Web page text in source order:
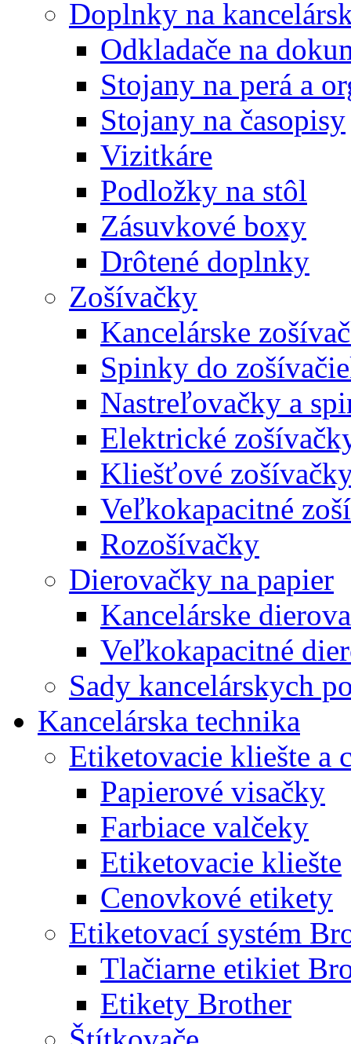
Doplnky na
Odkladače na
Stojany na perá a
Stojany na časopisy
Vizitkáre
Podložky na stôl
Zásuvkové boxy
Drôtené doplnky
Zošívačky
Kancelárske
Spinky do
Nastreľovačky a
Elektrické
Kliešťové
Veľkokapacitné
Rozošívačky
Dierovačky na papier
Kancelárske
Veľkokapacitné
Sady kancelárskych
Kancelárska technika
Etiketovacie kliešte a
Papierové visačky
Farbiace valčeky
Etiketovacie kliešte
Cenovkové etikety
Etiketovací systém
Tlačiarne etikiet
Etikety Brother